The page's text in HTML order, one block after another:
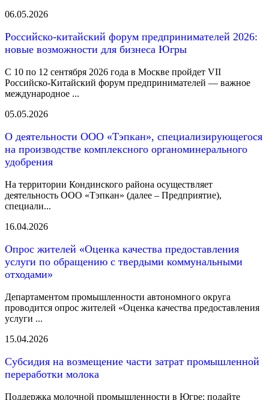
06.05.2026
Российско-китайский форум предпринимателей 2026:
новые возможности для бизнеса Югры
С 10 по 12 сентября 2026 года в Москве пройдет VII
Российско-Китайский форум предпринимателей — важное
международное ...
05.05.2026
О деятельности ООО «Тэпкан», специализирующегося
на производстве комплексного органоминерального
удобрения
На территории Кондинского района осуществляет
деятельность ООО «Тэпкан» (далее – Предприятие),
специали...
16.04.2026
Опрос жителей «Оценка качества предоставления
услуги по обращению с твердыми коммунальными
отходами»
Департаментом промышленности автономного округа
проводится опрос жителей «Оценка качества предоставления
услуги ...
15.04.2026
Субсидия на возмещение части затрат промышленной
переработки молока
Поддержка молочной промышленности в Югре: подайте